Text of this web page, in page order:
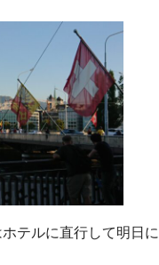
テルに直行して明日に